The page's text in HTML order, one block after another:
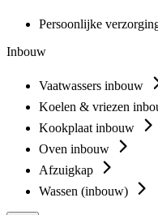
Persoonlijke
Inbouw
Vaatwassers inbouw
Koelen & vriezen
Kookplaat inbouw
Oven inbouw
Afzuigkap
Wassen (inbouw)